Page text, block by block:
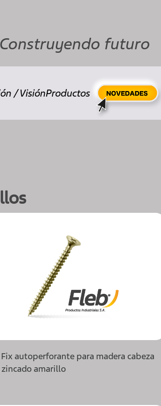
Construyendo futuro
/ VisiónProductos
autoperforante para madera cabeza
zincado amarillo